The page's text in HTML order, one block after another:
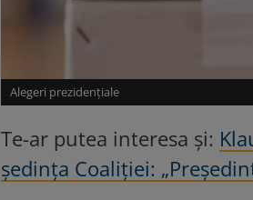
Alegeri prezidențiale
Te-ar putea interesa și:
ședința Coaliției: